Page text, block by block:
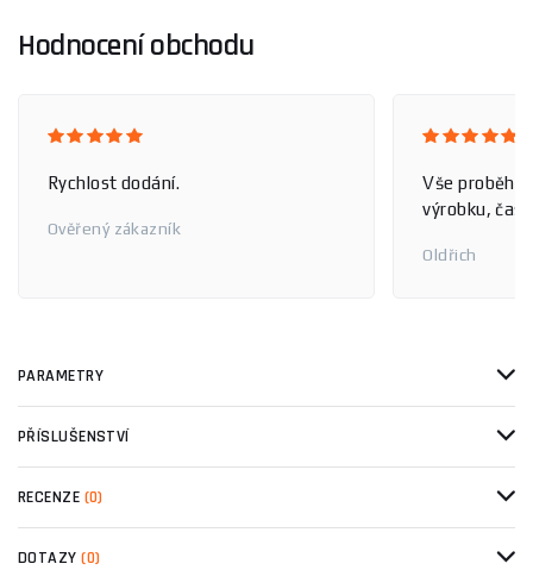
Hodnocení obchodu
Rychlost dodání.
Ověřený zákazník
Vše
výrobku, čas
Oldřich
PARAMETRY
PŘÍSLUŠENSTVÍ
RECENZE (0)
DOTAZY(0)